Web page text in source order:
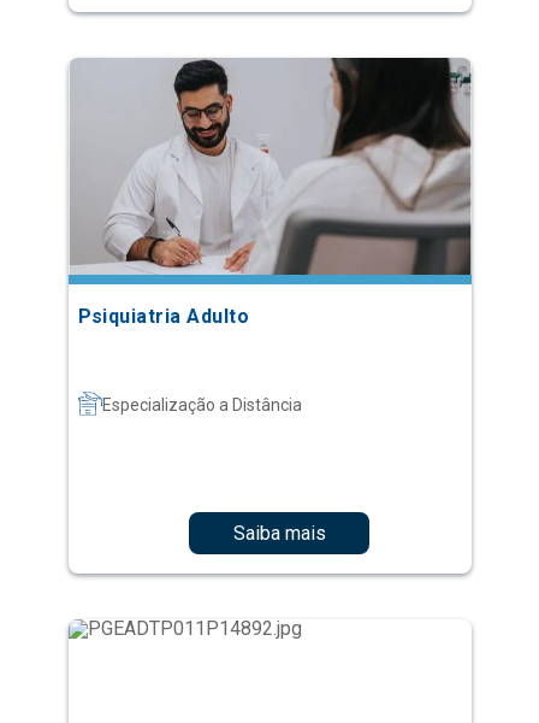
Psiquiatria Adulto
Especialização a Distância
Saiba mais